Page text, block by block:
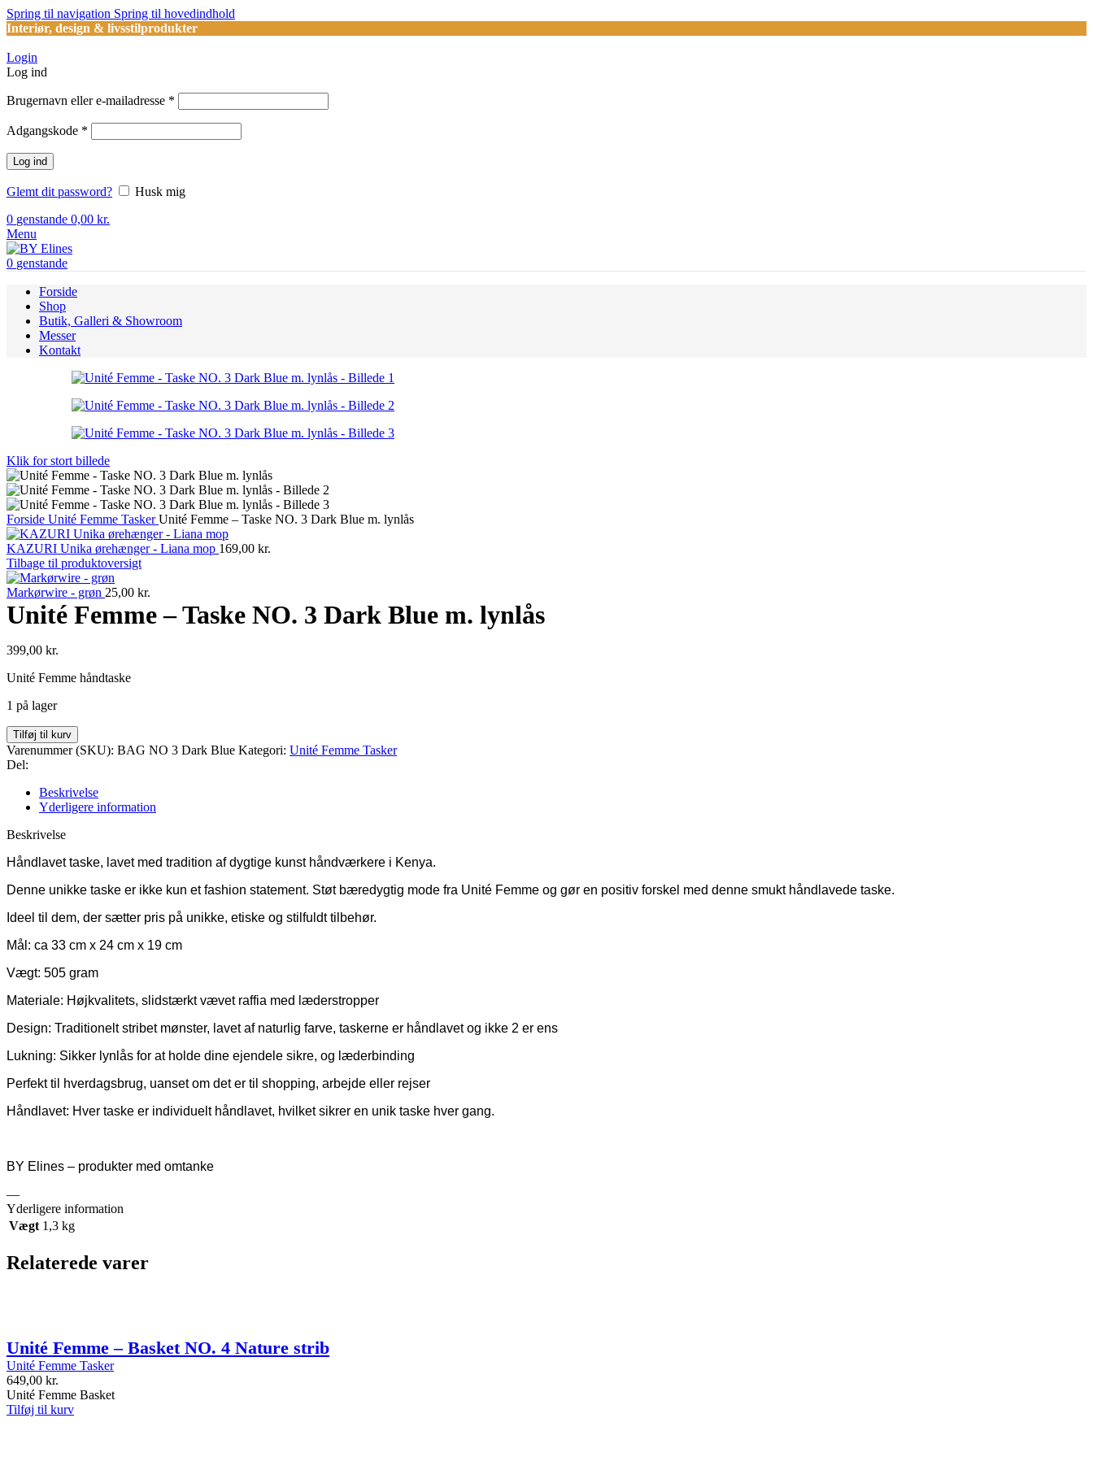
Spring til navigation Spring til hovedindhold
Interiør, design & livsstilprodukter
Login
Log ind
Brugernavn eller e-mailadresse *
Adgangskode *
Log ind
Glemt dit password?
Husk mig
0 genstande 0,00 kr.
Menu
0 genstande
Forside
Shop
Butik, Galleri & Showroom
Messer
Kontakt
Klik for stort billede
Forside Unité Femme TaskerUnité Femme – Taske NO. 3 Dark Blue m. lynlås
KAZURI Unika ørehænger - Liana mop 169,00 kr.
Tilbage til produktoversigt
Markørwire - grøn 25,00 kr.
Unité Femme – Taske NO. 3 Dark Blue m. lynlås
399,00 kr.
Unité Femme håndtaske
1 på lager
Unité
Femme
-
NO.
Blue
lynlås
Tilføj til kurv
Varenummer (SKU): BAG NO 3 Dark Blue Kategori: Unité Femme Tasker
Del:
Beskrivelse
Yderligere information
Beskrivelse
Håndlavet taske, lavet med tradition af dygtige kunst håndværkere i Kenya.
Denne unikke taske er ikke kun et fashion statement. Støt bæredygtig mode fra Unité Femme og gør en positiv forskel med denne smukt håndlavede taske.
Ideel til dem, der sætter pris på unikke, etiske og stilfuldt tilbehør.
Mål: ca 33 cm x 24 cm x 19 cm
Vægt: 505 gram
Materiale: Højkvalitets, slidstærkt vævet raffia med læderstropper
Design: Traditionelt stribet mønster, lavet af naturlig farve, taskerne er håndlavet og ikke 2 er ens
Lukning: Sikker lynlås for at holde dine ejendele sikre, og læderbinding
Perfekt til hverdagsbrug, uanset om det er til shopping, arbejde eller rejser
Håndlavet: Hver taske er individuelt håndlavet, hvilket sikrer en unik taske hver gang.
BY Elines – produkter med omtanke
—
Yderligere information
Vægt 1,3 kg
Relaterede varer
Unité Femme – Basket NO. 4 Nature strib
Unité Femme Tasker
649,00 kr.
Unité Femme Basket
Tilføj til kurv